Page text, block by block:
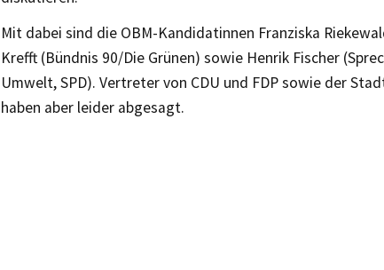
Mit dabei sind die OBM-Kandidatinnen Franziska
Krefft (Bündnis 90/Die Grünen) sowie Henrik Fischer
Umwelt, SPD). Vertreter von CDU und FDP sowie der
haben aber leider abgesagt.